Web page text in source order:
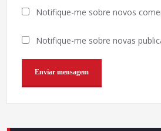
Notifique-me sobre novos
Notifique-me sobre novas